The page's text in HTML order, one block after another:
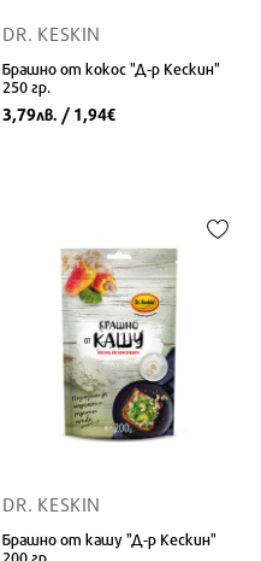
DR. KESKIN
Брашно от кокос "Д-р Кескин"
250 гр.
3,79лв. / 1,94€
DR. KESKIN
Брашно от кашу "Д-р Кескин"